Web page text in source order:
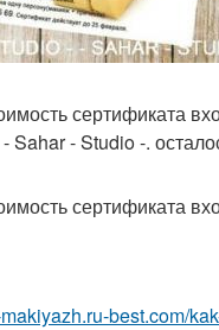
сертификата
- Studio -.
сертификата
best.com/